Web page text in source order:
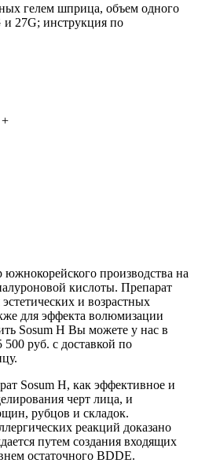
гелем шприца, объем одного
27G; инструкция по
+
производства на
кислоты. Препарат
и возрастных
для эффекта волюмизации
Sosum H Вы можете у нас в
руб. с доставкой по
Sosum H, как эффективное и
черт лица, и
рубцов и складок.
реакций доказано
путем создания входящих
остаточного BDDE.